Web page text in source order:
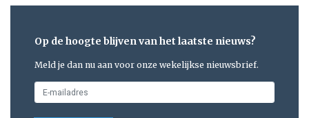
Op de hoogte blijven van het laatste nieuws?
Meld je dan nu aan voor onze wekelijkse nieuwsbrief.